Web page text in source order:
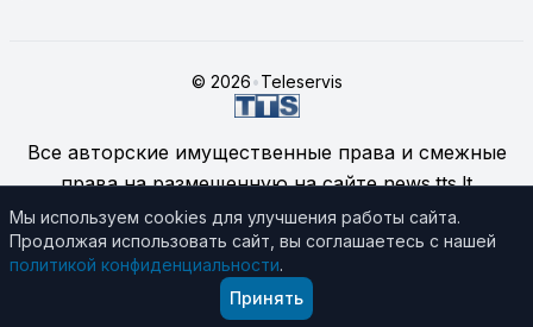
© 2026•Teleservis
Все авторские имущественные права и смежные
права на размещенную на сайте news.tts.lt
информацию принадлежат ЗАО "Telekomunikacinių
technologijų servisas", если не указано иное.
Подробнее об использовании материалов сайта
Мы используем cookies для улучшения работы сайта.
Продолжая использовать сайт, вы соглашаетесь с нашей
политикой конфиденциальности.
Принять